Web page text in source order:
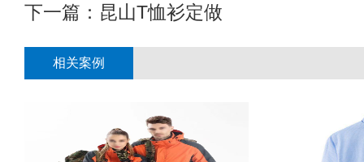
下一篇： 昆山T恤衫定做
相关案例